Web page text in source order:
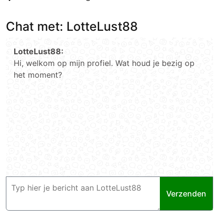
Chat met: LotteLust88
LotteLust88:
Hi, welkom op mijn profiel. Wat houd je bezig op
het moment?
Verzenden